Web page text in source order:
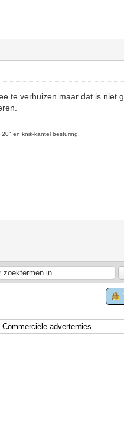
te verhuizen maar dat is niet
en knik-kantel besturing,